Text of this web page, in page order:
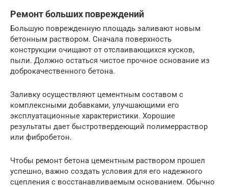
Ремонт больших повреждений
Большую поврежденную площадь заливают новым
бетонным раствором. Сначала поверхность
конструкции очищают от отслаивающихся кусков,
пыли. Должно остаться чистое прочное основание из
доброкачественного бетона.
Заливку осуществляют цементным составом с
комплексными добавками, улучшающими его
эксплуатационные характеристики. Хорошие
результаты дает быстротвердеющий полимерраствор
или фибробетон.
Чтобы ремонт бетона цементным раствором прошел
успешно, важно создать условия для его надежного
сцепления с восстанавливаемым основанием. Обычно